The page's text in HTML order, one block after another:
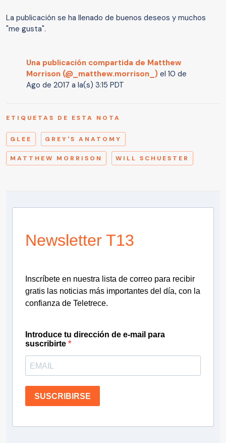
La publicación se ha llenado de buenos deseos y muchos
"me gusta".
Una publicación compartida de Matthew
Morrison (@_matthew.morrison_) el 10 de
Ago de 2017 a la(s) 3:15 PDT
ETIQUETAS DE ESTA NOTA
GLEE GREY'S ANATOMY
MATTHEW MORRISON WILL SCHUESTER
Newsletter T13
Inscríbete en nuestra lista de correo para recibir
gratis las noticias más importantes del día, con la
confianza de Teletrece.
Introduce tu dirección de e-mail para
suscribirte
SUSCRIBIRSE